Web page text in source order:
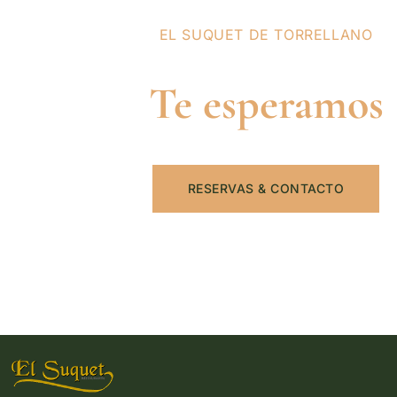
EL SUQUET DE TORRELLANO
Te esperamos
RESERVAS & CONTACTO